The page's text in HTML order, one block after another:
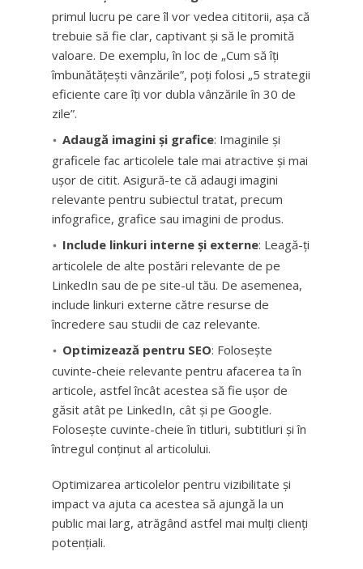
primul lucru pe care îl vor vedea cititorii, așa că
trebuie să fie clar, captivant și să le promită
valoare. De exemplu, în loc de „Cum să îți
îmbunătățești vânzările”, poți folosi „5 strategii
eficiente care îți vor dubla vânzările în 30 de
zile”.
Adaugă imagini și grafice: Imaginile și
graficele fac articolele tale mai atractive și mai
ușor de citit. Asigură-te că adaugi imagini
relevante pentru subiectul tratat, precum
infografice, grafice sau imagini de produs.
Include linkuri interne și externe: Leagă-ți
articolele de alte postări relevante de pe
LinkedIn sau de pe site-ul tău. De asemenea,
include linkuri externe către resurse de
încredere sau studii de caz relevante.
Optimizează pentru SEO: Folosește
cuvinte-cheie relevante pentru afacerea ta în
articole, astfel încât acestea să fie ușor de
găsit atât pe LinkedIn, cât și pe Google.
Folosește cuvinte-cheie în titluri, subtitluri și în
întregul conținut al articolului.
Optimizarea articolelor pentru vizibilitate și
impact va ajuta ca acestea să ajungă la un
public mai larg, atrăgând astfel mai mulți clienți
potențiali.